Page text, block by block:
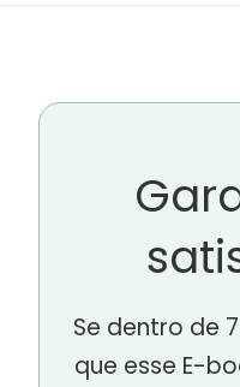
Se dentro de
que esse E-